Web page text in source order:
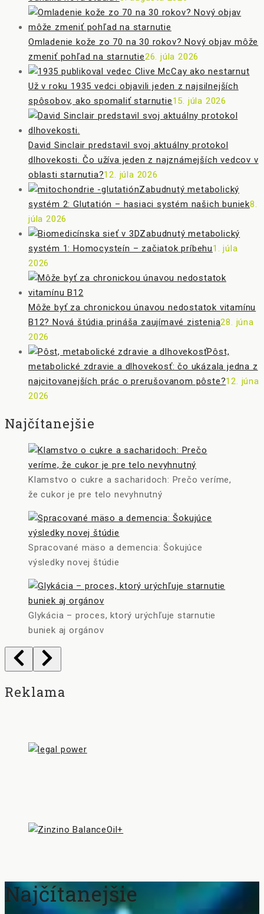
Omladenie kože zo 70 na 30 rokov? Nový objav môže
zmeniť pohľad na starnutie26. júla 2026
Už v roku 1935 vedci objavili jeden z najsilnejších
spôsobov, ako spomaliť starnutie15. júla 2026
David Sinclair predstavil svoj aktuálny protokol
dlhovekosti. Čo užíva jeden z najznámejších vedcov v
oblasti starnutia?12. júla 2026
Zabudnutý metabolický
systém 2: Glutatión – hasiaci systém našich buniek8.
júla 2026
Zabudnutý metabolický
systém 1: Homocysteín – začiatok príbehu1. júla
2026
Môže byť za chronickou únavou nedostatok vitamínu
B12? Nová štúdia prináša zaujímavé zistenia28. júna
2026
Pôst,
metabolické zdravie a dlhovekosť: čo ukázala jedna z
najcitovanejších prác o prerušovanom pôste?12. júna
2026
Najčítanejšie
Klamstvo o cukre a sacharidoch: Prečo veríme,
že cukor je pre telo nevyhnutný
Spracované mäso a demencia: Šokujúce
výsledky novej štúdie
Glykácia – proces, ktorý urýchľuje starnutie
buniek aj orgánov
Reklama
Najčítanejšie